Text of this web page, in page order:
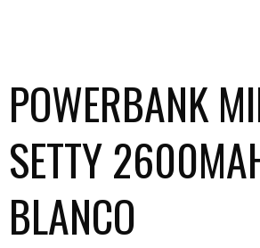
POWERBANK
SETTY
BLANCO